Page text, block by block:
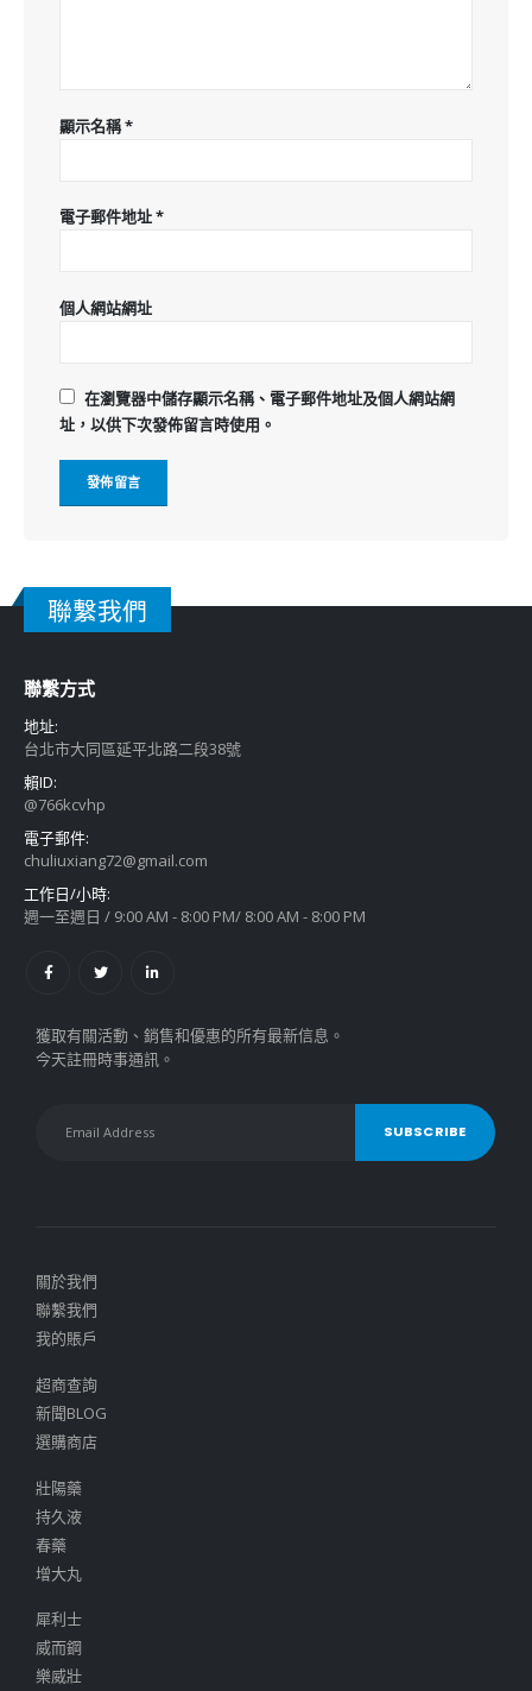
顯示名稱*
電子郵件地址*
個人網站網址
在瀏覽器中儲存顯示名稱、電子郵件地址及個人網站網
址，以供下次發佈留言時使用。
聯繫我們
聯繫方式
地址:
台北市大同區延平北路二段38號
賴ID:
@766kcvhp
電子郵件:
chuliuxiang72@gmail.com
工作日/小時:
週一至週日 / 9:00 AM - 8:00 PM/ 8:00 AM - 8:00 PM
獲取有關活動、銷售和優惠的所有最新信息。
今天註冊時事通訊。
關於我們
聯繫我們
我的賬戶
超商查詢
新聞BLOG
選購商店
壯陽藥
持久液
春藥
增大丸
犀利士
威而鋼
樂威壯